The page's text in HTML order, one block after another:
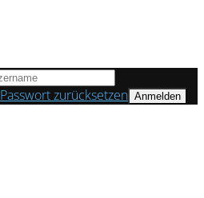
Passwort zurücksetzen